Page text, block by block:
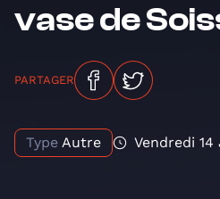
vase de
PARTAGER
Type Autre Vendredi